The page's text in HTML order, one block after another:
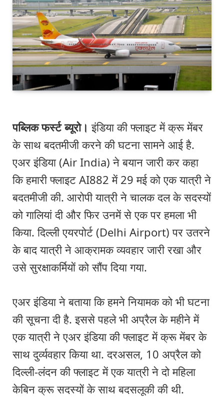
पब्लिक फर्स्ट ब्यूरो। इंडिया की फ्लाइट में क्रू मेंबर
के साथ बदतमीजी करने की घटना सामने आई है.
एअर इंडिया (Air India) ने बयान जारी कर कहा
कि हमारी फ्लाइट AI882 में 29 मई को एक यात्री ने
बदतमीजी की. आरोपी यात्री ने चालक दल के सदस्यों
को गालियां दी और फिर उनमें से एक पर हमला भी
किया. दिल्ली एयरपोर्ट (Delhi Airport) पर उतरने
के बाद यात्री ने आक्रामक व्यवहार जारी रखा और
उसे सुरक्षाकर्मियों को सौंप दिया गया.
एअर इंडिया ने बताया कि हमने नियामक को भी घटना
की सूचना दी है. इससे पहले भी अप्रैल के महीने में
एक यात्री ने एअर इंडिया की फ्लाइट में क्रू मेंबर के
साथ दुर्व्यवहार किया था. दरअसल, 10 अप्रैल को
दिल्ली-लंदन की फ्लाइट में एक यात्री ने दो महिला
केबिन क्रू सदस्यों के साथ बदसलूकी की थी.